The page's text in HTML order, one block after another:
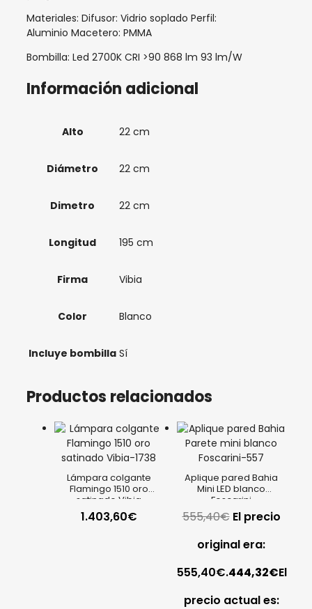
Materiales: Difusor: Vidrio soplado Perfil:
Aluminio Macetero: PMMA
Bombilla: Led 2700K CRI >90 868 lm 93 lm/W
Información adicional
Alto 22 cm
Diámetro 22 cm
Dimetro 22 cm
Longitud 195 cm
Firma Vibia
Color Blanco
Incluye bombilla Sí
Productos relacionados
Lámpara colgante
Flamingo 1510 oro
satinado Vibia
1.403,60€
Aplique pared Bahia
Mini LED blanco
Foscarini
555,40€ El precio
original era:
555,40€.444,32€El
precio actual es: